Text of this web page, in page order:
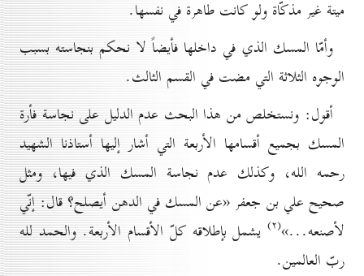
ميتة غير مذكّاة ولو كانت طاهرة في نفسها.
وأمّا المسك الذي في داخلها فأيضاً لا نحكم بنجاسته بسبب
الوجوه الثلاثة التي مضت في القسم الثالث.
أقول: ونستخلص من هذا البحث عدم الدليل على نجاسة فأرة
المسك بجميع أقسامها الأربعة التي أشار إليها أستاذنا الشهيد
رحمه الله، وكذلك عدم نجاسة المسك الذي فيها، ومثل
صحيح علي بن جعفر «عن المسك في الدهن أيصلح؟ قال: إنّي
لأصنعه...»(۲)
يشمل بإطلاقه كلّ الأقسام الأربعة. والحمد لله
ربّ العالمين.